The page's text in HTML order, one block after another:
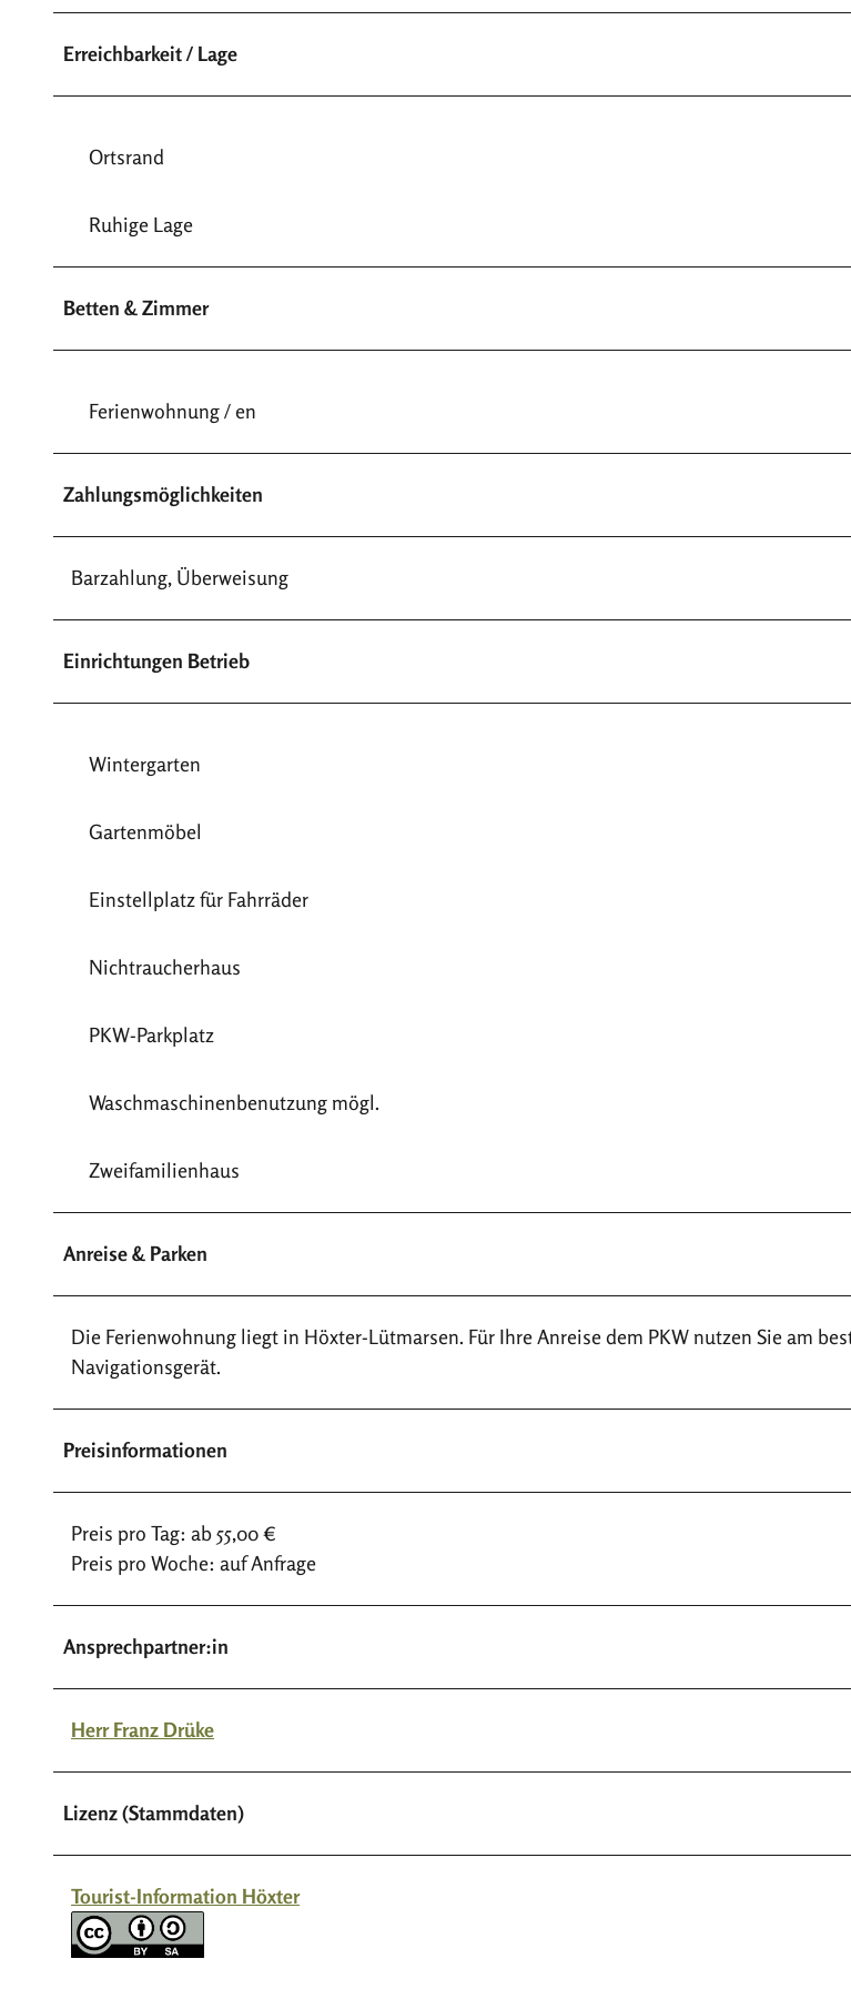
Erreichbarkeit / Lage
Ortsrand
Ruhige Lage
Betten & Zimmer
Ferienwohnung / en
Zahlungsmöglichkeiten
Barzahlung, Überweisung
Einrichtungen Betrieb
Wintergarten
Gartenmöbel
Einstellplatz für Fahrräder
Nichtraucherhaus
PKW-Parkplatz
Waschmaschinenbenutzung mögl.
Zweifamilienhaus
Anreise & Parken
Die Ferienwohnung liegt in Höxter-Lütmarsen. Für Ihre Anreise dem PKW nutzen Sie am
Navigationsgerät.
Preisinformationen
Preis pro Tag: ab 55,00 €
Preis pro Woche: auf Anfrage
Ansprechpartner:in
Herr Franz Drüke
Lizenz (Stammdaten)
Tourist-Information Höxter